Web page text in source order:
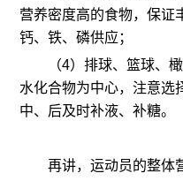
营养密度高的食物，保证
钙、铁、磷供应；
（4）排球、篮球、
水化合物为中心，注意选
中、后及时补液、补糖。
再讲，运动员的整体